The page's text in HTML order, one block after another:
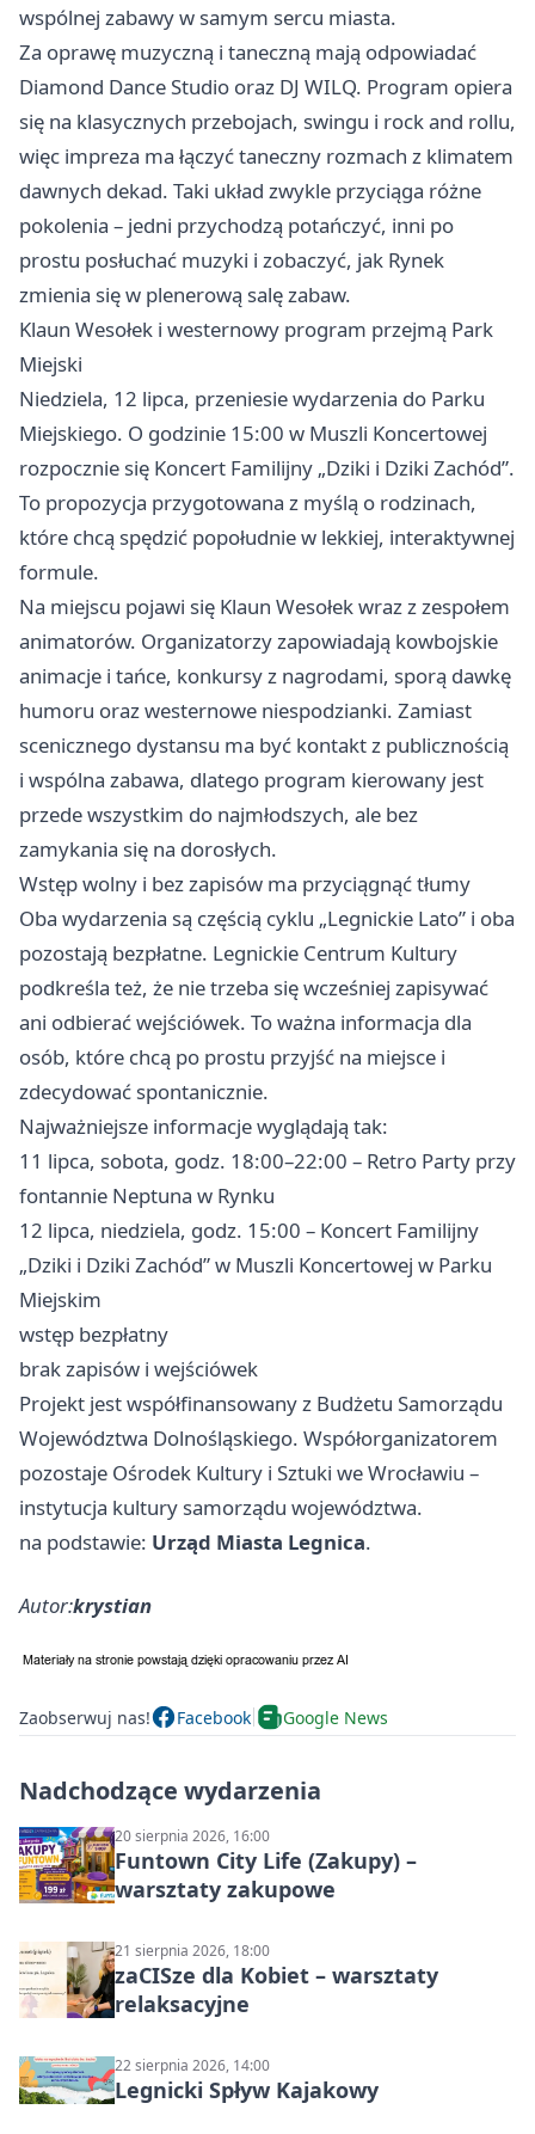
wspólnej zabawy w samym sercu miasta.
Za oprawę muzyczną i taneczną mają odpowiadać
Diamond Dance Studio oraz DJ WILQ. Program opiera
się na klasycznych przebojach, swingu i rock and rollu,
więc impreza ma łączyć taneczny rozmach z klimatem
dawnych dekad. Taki układ zwykle przyciąga różne
pokolenia – jedni przychodzą potańczyć, inni po
prostu posłuchać muzyki i zobaczyć, jak Rynek
zmienia się w plenerową salę zabaw.
Klaun Wesołek i westernowy program przejmą Park
Miejski
Niedziela, 12 lipca, przeniesie wydarzenia do Parku
Miejskiego. O godzinie 15:00 w Muszli Koncertowej
rozpocznie się Koncert Familijny „Dziki i Dziki Zachód”.
To propozycja przygotowana z myślą o rodzinach,
które chcą spędzić popołudnie w lekkiej, interaktywnej
formule.
Na miejscu pojawi się Klaun Wesołek wraz z zespołem
animatorów. Organizatorzy zapowiadają kowbojskie
animacje i tańce, konkursy z nagrodami, sporą dawkę
humoru oraz westernowe niespodzianki. Zamiast
scenicznego dystansu ma być kontakt z publicznością
i wspólna zabawa, dlatego program kierowany jest
przede wszystkim do najmłodszych, ale bez
zamykania się na dorosłych.
Wstęp wolny i bez zapisów ma przyciągnąć tłumy
Oba wydarzenia są częścią cyklu „Legnickie Lato” i oba
pozostają bezpłatne. Legnickie Centrum Kultury
podkreśla też, że nie trzeba się wcześniej zapisywać
ani odbierać wejściówek. To ważna informacja dla
osób, które chcą po prostu przyjść na miejsce i
zdecydować spontanicznie.
Najważniejsze informacje wyglądają tak:
11 lipca, sobota, godz. 18:00–22:00 – Retro Party przy
fontannie Neptuna w Rynku
12 lipca, niedziela, godz. 15:00 – Koncert Familijny
„Dziki i Dziki Zachód” w Muszli Koncertowej w Parku
Miejskim
wstęp bezpłatny
brak zapisów i wejściówek
Projekt jest współfinansowany z Budżetu Samorządu
Województwa Dolnośląskiego. Współorganizatorem
pozostaje Ośrodek Kultury i Sztuki weWrocławiu –
instytucja kultury samorządu województwa.
na podstawie: Urząd Miasta Legnica.
Autor:krystian
Zaobserwuj nas! Facebook Google News
Nadchodzące wydarzenia
20 sierpnia 2026, 16:00
Funtown City Life (Zakupy) –
warsztaty zakupowe
21 sierpnia 2026, 18:00
zaCISze dla Kobiet – warsztaty
relaksacyjne
22 sierpnia 2026, 14:00
Legnicki Spływ Kajakowy